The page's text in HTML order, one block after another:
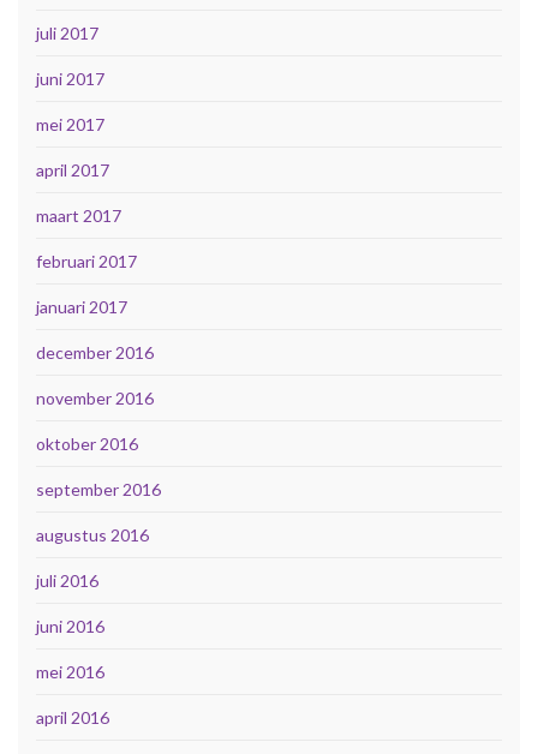
juli 2017
juni 2017
mei 2017
april 2017
maart 2017
februari 2017
januari 2017
december 2016
november 2016
oktober 2016
september 2016
augustus 2016
juli 2016
juni 2016
mei 2016
april 2016